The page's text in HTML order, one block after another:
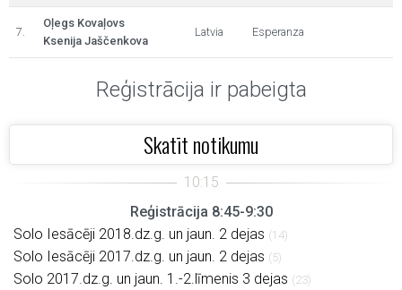
7.
Oļegs Kovaļovs
Ksenija Jaščenkova
Latvia Esperanza
Reģistrācija ir pabeigta
Skatīt notikumu
Reģistrācija 8:45-9:30
Solo Iesācēji 2018.dz.g. un jaun. 2 dejas (14)
Solo Iesācēji 2017.dz.g. un jaun. 2 dejas (5)
Solo 2017.dz.g. un jaun. 1.-2.līmenis 3 dejas (23)